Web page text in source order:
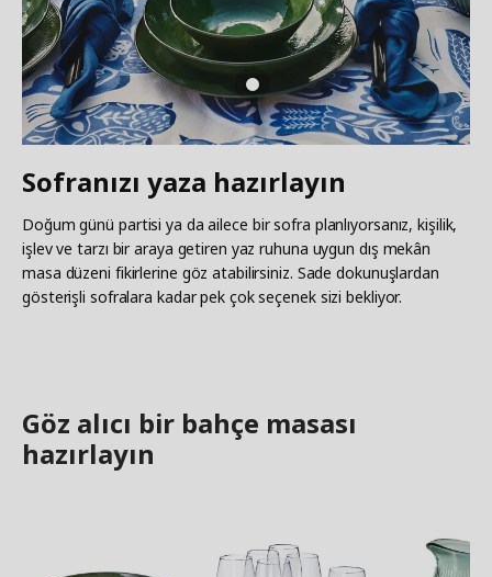
Sofranızı yaza hazırlayın
Doğum günü partisi ya da ailece bir sofra planlıyorsanız, kişilik,
işlev ve tarzı bir araya getiren yaz ruhuna uygun dış mekân
masa düzeni fikirlerine göz atabilirsiniz. Sade dokunuşlardan
gösterişli sofralara kadar pek çok seçenek sizi bekliyor.
Göz alıcı bir bahçe masası
hazırlayın